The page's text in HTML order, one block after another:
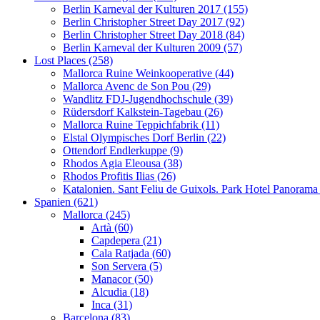
Berlin Karneval der Kulturen 2017 (155)
Berlin Christopher Street Day 2017 (92)
Berlin Christopher Street Day 2018 (84)
Berlin Karneval der Kulturen 2009 (57)
Lost Places (258)
Mallorca Ruine Weinkooperative (44)
Mallorca Avenc de Son Pou (29)
Wandlitz FDJ-Jugendhochschule (39)
Rüdersdorf Kalkstein-Tagebau (26)
Mallorca Ruine Teppichfabrik (11)
Elstal Olympisches Dorf Berlin (22)
Ottendorf Endlerkuppe (9)
Rhodos Agia Eleousa (38)
Rhodos Profitis Ilias (26)
Katalonien. Sant Feliu de Guixols. Park Hotel
Spanien (621)
Mallorca (245)
Artà (60)
Capdepera (21)
Cala Ratjada (60)
Son Servera (5)
Manacor (50)
Alcudia (18)
Inca (31)
Barcelona (83)